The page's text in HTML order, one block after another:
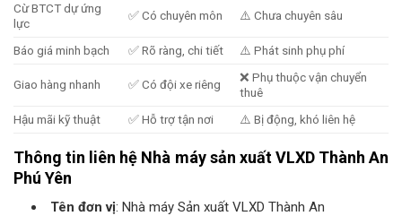
Cừ BTCT dự ứng
lực
✅ Có chuyên môn ⚠️ Chưa chuyên sâu
Báo giá minh bạch ✅ Rõ ràng, chi tiết ⚠️ Phát sinh phụ phí
Giao hàng nhanh ✅ Có đội xe riêng
❌ Phụ thuộc vận chuyển
thuê
Hậu mãi kỹ thuật
✅ Hỗ trợ tận nơi ⚠️ Bị động, khó liên hệ
Thông tin liên hệ Nhà máy sản xuất VLXD Thành An
Phú Yên
Tên đơn vị: Nhà máy Sản xuất VLXD Thành An